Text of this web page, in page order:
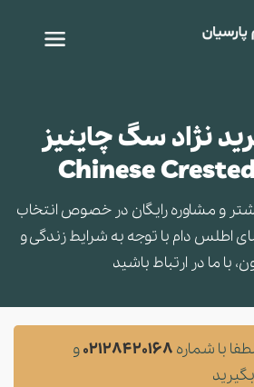
نژاد سگ چاینیز
و مشاوره‌ رایگان در خصوص انتخاب
اطلس دام با توجه به شرایط زندگی و
با ما در ارتباط باشید
با شماره 02128420168و